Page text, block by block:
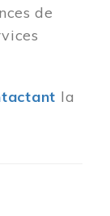
de
la